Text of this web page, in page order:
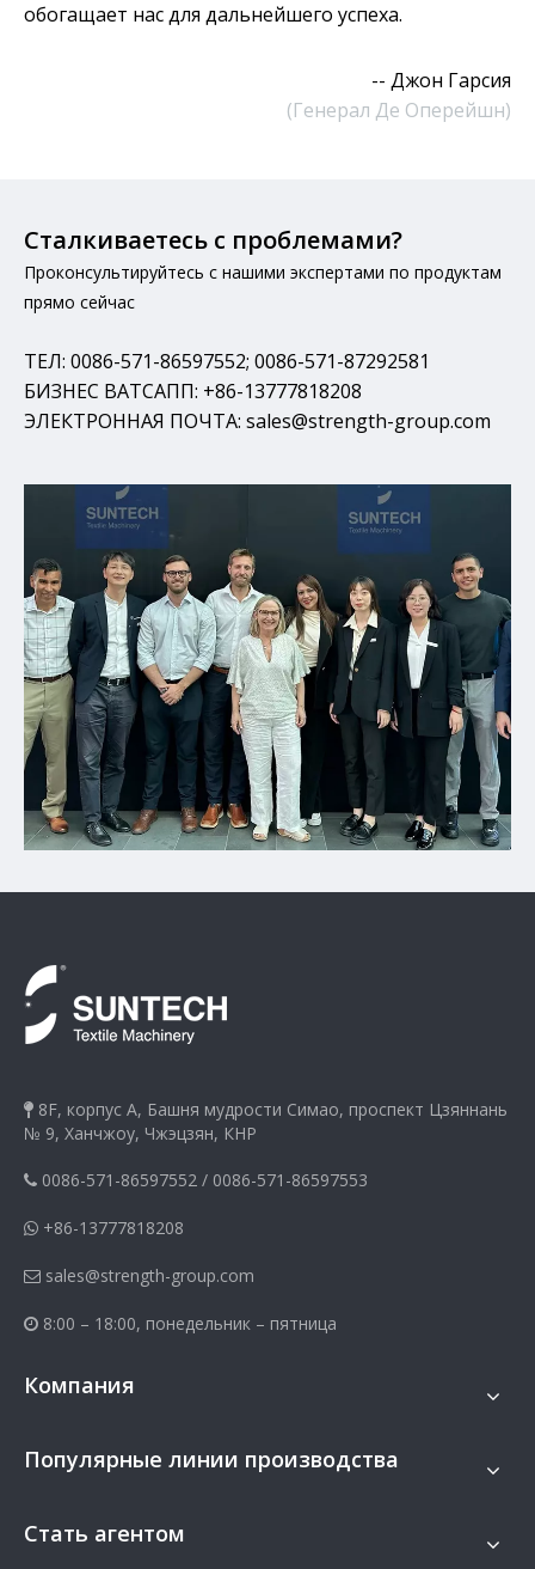
обогащает нас для дальнейшего успеха.
-- Джон Гарсия
(Генерал Де Оперейшн)
Сталкиваетесь с проблемами?
Проконсультируйтесь с нашими экспертами по продуктам
прямо сейчас
ТЕЛ: 0086-571-86597552; 0086-571-87292581
БИЗНЕС ВАТСАПП: +86-13777818208
ЭЛЕКТРОННАЯ ПОЧТА: sales@strength-group.com
 8F, корпус A, Башня мудрости Симао, проспект Цзяннань
№ 9, Ханчжоу, Чжэцзян, КНР
 0086-571-86597552 / 0086-571-86597553
 +86-13777818208
 sales@strength-group.com
 8:00 – 18:00, понедельник – пятница
Компания
Популярные линии производства
Стать агентом